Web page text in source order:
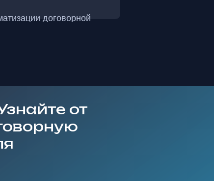
договорной
от